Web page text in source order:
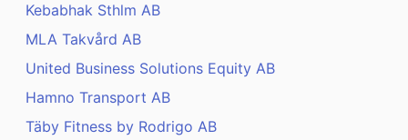
Kebabhak Sthlm AB
MLA Takvård AB
United Business Solutions Equity AB
Hamno Transport AB
Täby Fitness by Rodrigo AB